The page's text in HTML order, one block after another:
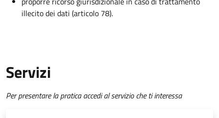
illecito dei dati (articolo 78).
Servizi
Per presentare la pratica accedi al servizio che ti interessa